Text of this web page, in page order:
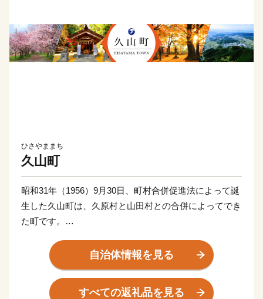
ひさやままち
久山町
昭和31年（1956）9月30日、町村合併促進法によって誕
生した久山町は、久原村と山田村との合併によってでき
た町です。
和名鈔によると久山町は筑前國粕屋（加須屋）郡杵原
（久浪良）郷とあり、黒田長政が筑前の国に入国の後表
粕屋、裏粕屋、宗像の三郡をもって一行政区として郡奉
自治体情報を見る
すべての返礼品を見る